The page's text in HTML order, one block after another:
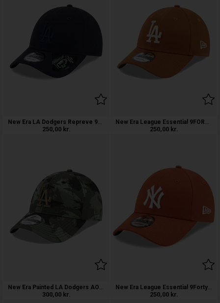
New Era LA Dodgers Repreve 9FORTY Cap
250,00 kr.
New Era League Essential 9FORTY LA Dod
250,00 kr.
300,00 kr.
250,00 kr.